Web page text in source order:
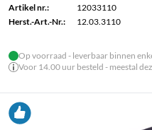
Artikel nr.:
12033110
Herst.-Art.-Nr.:
12.03.3110
Op voorraad - leverbaar binnen
Voor 14.00 uur besteld - meestal